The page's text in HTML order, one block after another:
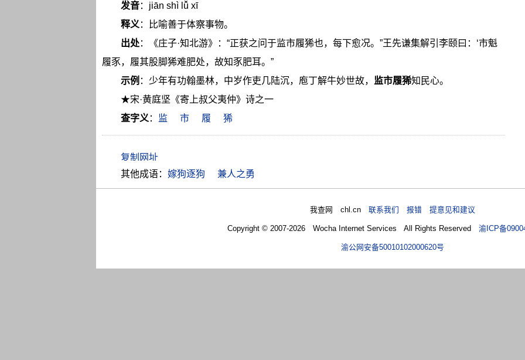
发音：jiān shì lǚ xī
释义：比喻善于体察事物。
出处：《庄子·知北游》：“正获之问于监市履狶也，每下愈况。”王先谦集解引李颐曰：‘市魁
履豕，履其股脚狶难肥处，故知豕肥耳。”
示例 ：少年有功翰墨林，中岁作吏几陆沉，庖丁解牛妙世故， 监市履狶知民心。
★宋·黄庭坚《寄上叔父夷仲》诗之一
查字义： 监 市 履 狶
其他成语： 嫁狗逐狗 兼人之勇
我查网 chl.cn联系我们 报错 提意见和建议
Copyright © 2007-2026 Wocha Internet Services All Rights Reserved渝ICP备
渝公网安备50010102000620号